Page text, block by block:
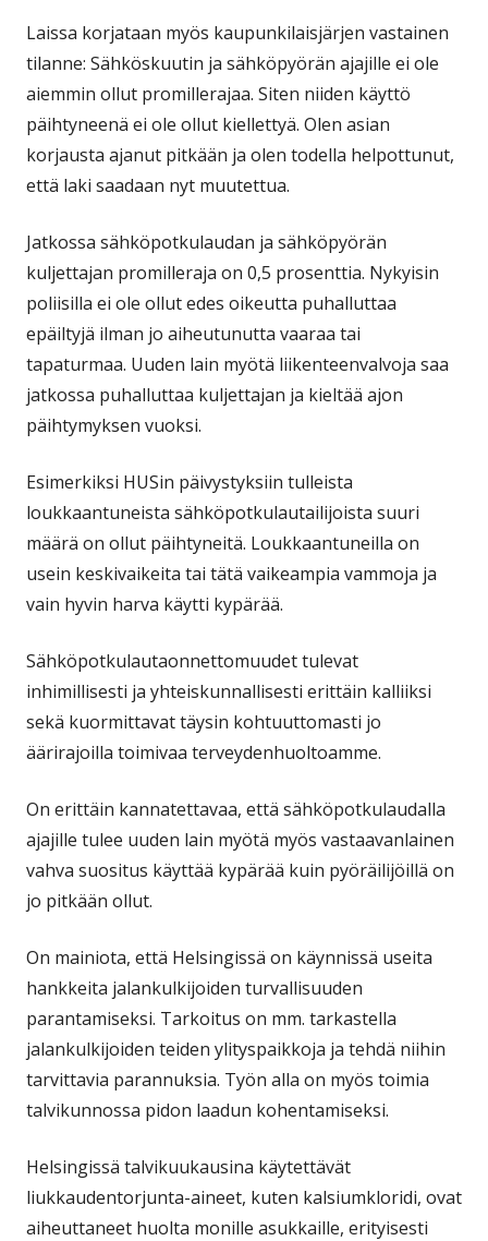
Laissa korjataan myös kaupunkilaisjärjen vastainen
tilanne: Sähköskuutin ja sähköpyörän ajajille ei ole
aiemmin ollut promillerajaa. Siten niiden käyttö
päihtyneenä ei ole ollut kiellettyä. Olen asian
korjausta ajanut pitkään ja olen todella helpottunut,
että laki saadaan nyt muutettua.
Jatkossa sähköpotkulaudan ja sähköpyörän
kuljettajan promilleraja on 0,5 prosenttia. Nykyisin
poliisilla ei ole ollut edes oikeutta puhalluttaa
epäiltyjä ilman jo aiheutunutta vaaraa tai
tapaturmaa. Uuden lain myötä liikenteenvalvoja saa
jatkossa puhalluttaa kuljettajan ja kieltää ajon
päihtymyksen vuoksi.
Esimerkiksi HUSin päivystyksiin tulleista
loukkaantuneista sähköpotkulautailijoista suuri
määrä on ollut päihtyneitä. Loukkaantuneilla on
usein keskivaikeita tai tätä vaikeampia vammoja ja
vain hyvin harva käytti kypärää.
Sähköpotkulautaonnettomuudet tulevat
inhimillisesti ja yhteiskunnallisesti erittäin kalliiksi
sekä kuormittavat täysin kohtuuttomasti jo
äärirajoilla toimivaa terveydenhuoltoamme.
On erittäin kannatettavaa, että sähköpotkulaudalla
ajajille tulee uuden lain myötä myös vastaavanlainen
vahva suositus käyttää kypärää kuin pyöräilijöillä on
jo pitkään ollut.
On mainiota, että Helsingissä on käynnissä useita
hankkeita jalankulkijoiden turvallisuuden
parantamiseksi. Tarkoitus on mm. tarkastella
jalankulkijoiden teiden ylityspaikkoja ja tehdä niihin
tarvittavia parannuksia. Työn alla on myös toimia
talvikunnossa pidon laadun kohentamiseksi.
Helsingissä talvikuukausina käytettävät
liukkaudentorjunta-aineet, kuten kalsiumkloridi, ovat
aiheuttaneet huolta monille asukkaille, erityisesti